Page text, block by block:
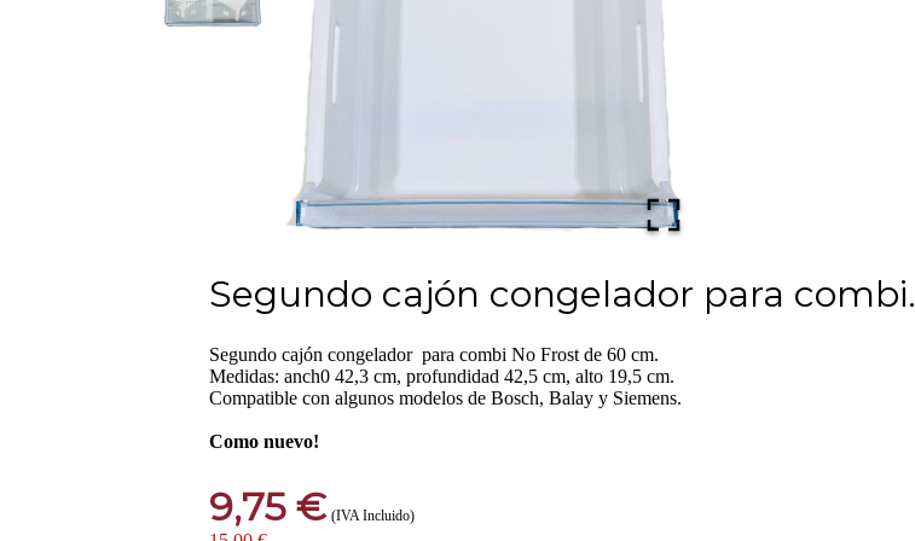
Segundo cajón congelador para combi.
Segundo cajón congelador para combi No Frost de 60 cm.
Medidas: anch0 42,3 cm, profundidad 42,5 cm, alto 19,5 cm.
Compatible con algunos modelos de Bosch, Balay y Siemens.
Como nuevo!
9,75 € (IVA Incluido)